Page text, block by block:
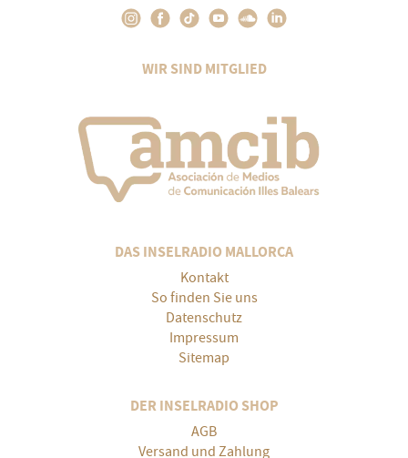
WIR SIND MITGLIED
DAS INSELRADIO MALLORCA
Kontakt
So finden Sie uns
Datenschutz
Impressum
Sitemap
DER INSELRADIO SHOP
AGB
Versand und Zahlung